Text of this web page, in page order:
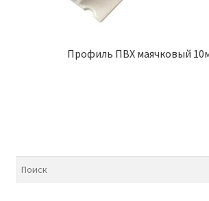
Профиль ПВХ маячковый